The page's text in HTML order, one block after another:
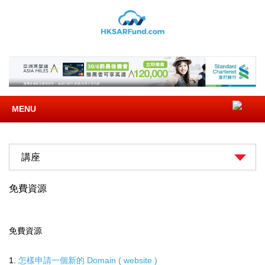
MENU
講座
免費資源
免費資源
1. 怎樣申請一個新的 Domain ( website )